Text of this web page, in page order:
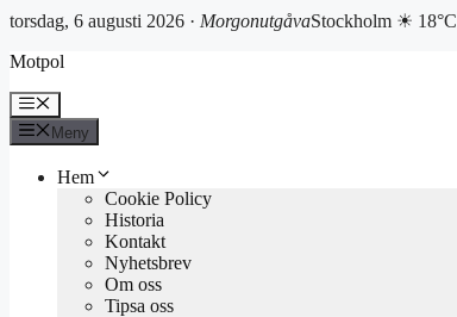
torsdag, 6 augusti 2026 · MorgonutgåvaStockholm ☀ 18°C
till
Motpol
Meny
Meny
Hem
Cookie Policy
Historia
Kontakt
Nyhetsbrev
Om oss
Tipsa oss